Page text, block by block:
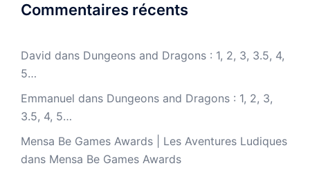
Commentaires récents
David dans Dungeons and Dragons : 1, 2, 3, 3.5, 4,
5…
Emmanuel dans Dungeons and Dragons : 1, 2, 3,
3.5, 4, 5…
Mensa Be Games Awards | Les Aventures Ludiques
dans Mensa Be Games Awards